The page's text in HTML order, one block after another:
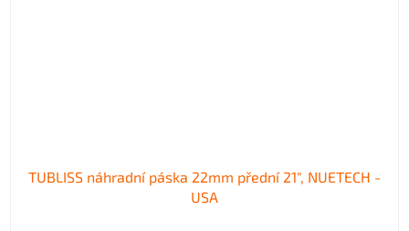
TUBLISS náhradní páska 22mm přední 21", NUETECH -
USA